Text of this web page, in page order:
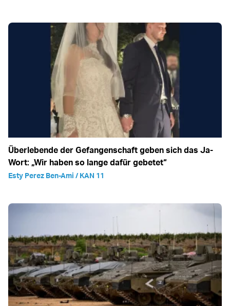
Überlebende der Gefangenschaft geben sich das Ja-
Wort: „Wir haben so lange dafür gebetet“
Esty Perez Ben-Ami / KAN 11